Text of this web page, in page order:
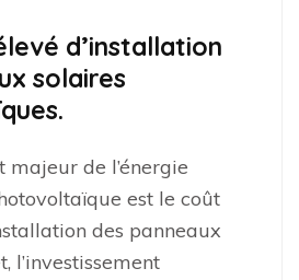
d’installation
solaires
majeur de l’énergie
est le coût
des panneaux
l’investissement